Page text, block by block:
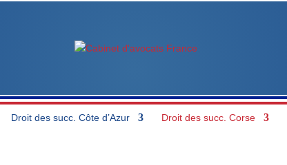
Droit des succ. Côte d’Azur Droit des succ. Corse